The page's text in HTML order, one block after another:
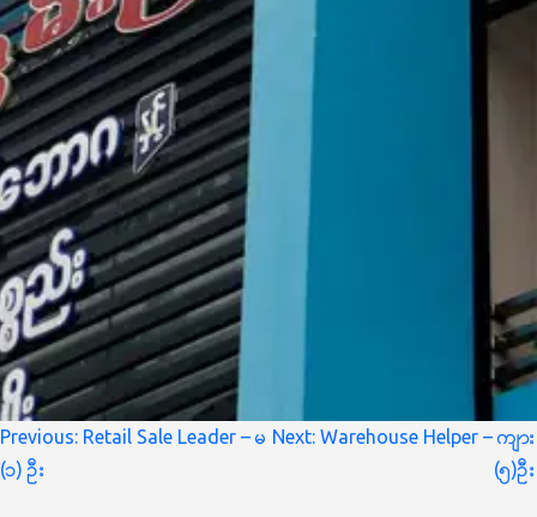
စာမူ
လမ်းကြောင်း
Previous: Retail Sale Leader – မ
(၁) ဦး
Next: Warehouse Helper – ကျား
(၅)ဦး